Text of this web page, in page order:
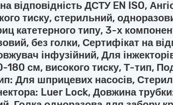
відповідність ДСТУ EN ISO,
тиску, стерильний,
катетерного типу, 3-х
без голки, Сертифікат на
інфузійний, Для
180 см, високого тиску, Т-тип,
Для шприцевих насосів,
Luer Lock, Довжина